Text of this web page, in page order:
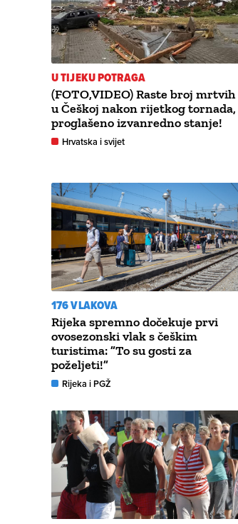
U TIJEKU POTRAGA
(FOTO,VIDEO) Raste broj mrtvih
u Češkoj nakon rijetkog tornada,
proglašeno izvanredno stanje!
Hrvatska i svijet
176 VLAKOVA
Rijeka spremno dočekuje prvi
ovosezonski vlak s češkim
turistima: ”To su gosti za
poželjeti!”
Rijeka i PGŽ